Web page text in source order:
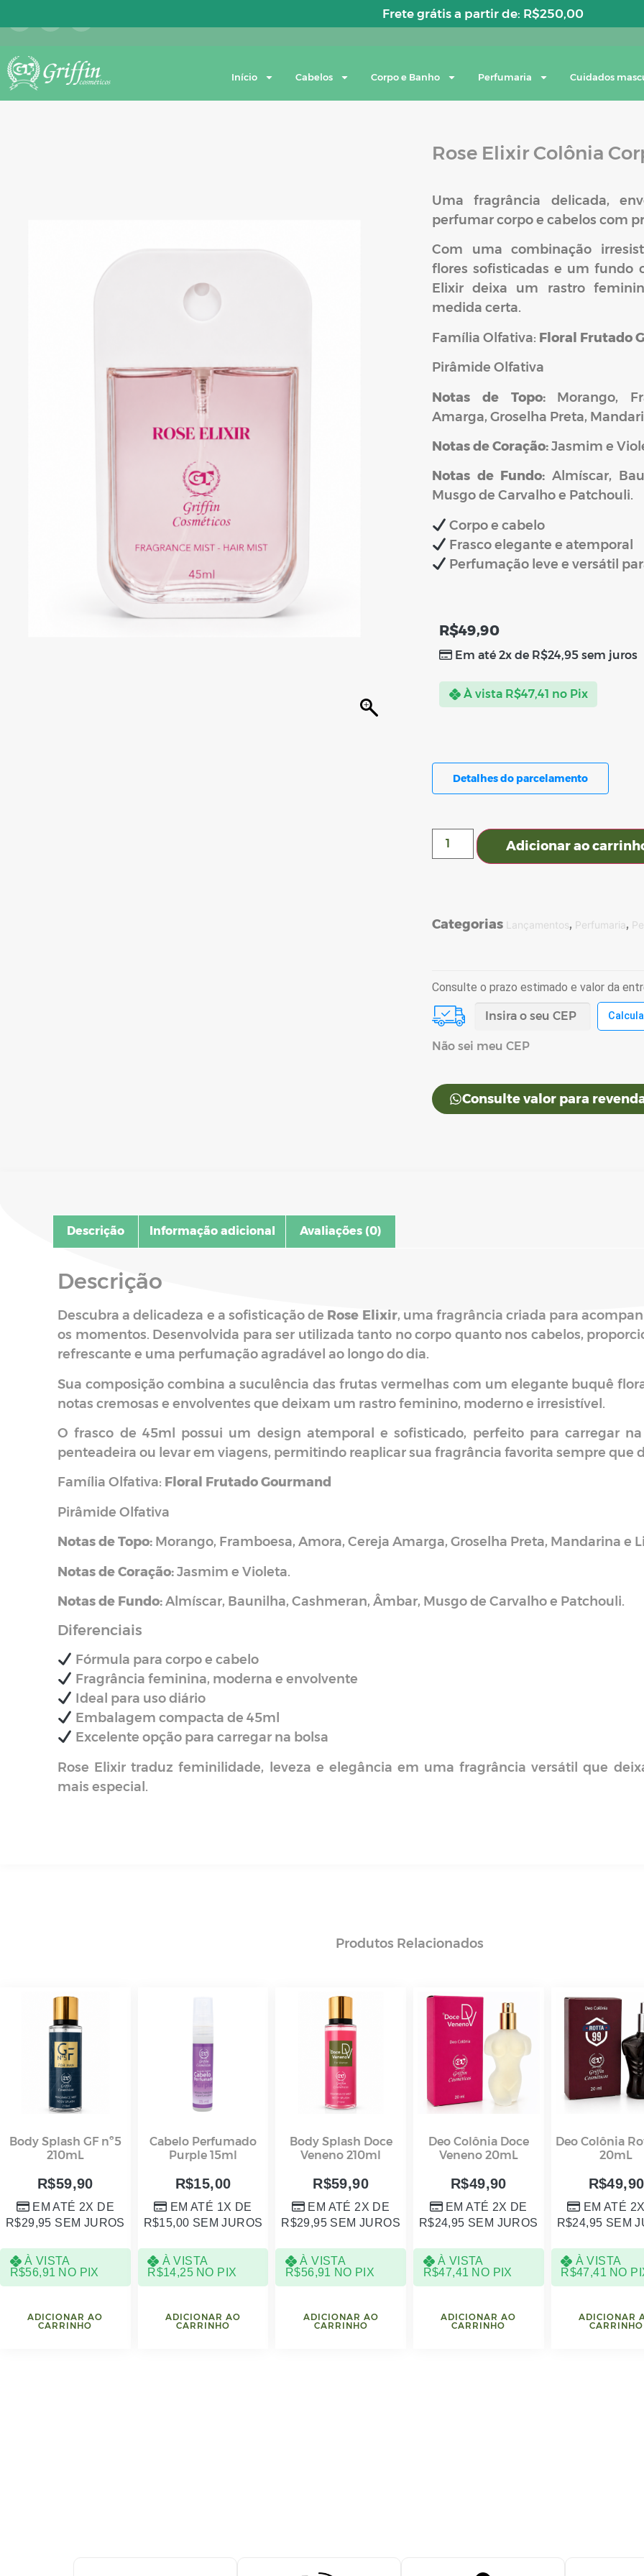
Início Cabelos Corpo e Banho Perfumaria Cuidados
Rose Elixir Colônia
Uma fragrância delicada,
perfumar corpo e cabelos com
Com uma combinação
flores sofisticadas e um fundo
Elixir deixa um rastro
medida certa.
Família Olfativa: Floral Frutado
Pirâmide Olfativa
Notas de Topo: Morango,
Amarga, Groselha Preta,
Notas de Coração:Jasmim e
Notas de Fundo: Almíscar,
Musgo de Carvalho e Patchouli.
Corpo e cabelo
Frasco elegante e atemporal
Perfumação leve e versátil
R$49,90
Em até 2x de R$24,95sem juros
À vista R$47,41 no Pix
Detalhes do parcelamento
Adicionar ao
Categorias Lançamentos, Perfumaria,
Consulte o prazo estimado e valor da
Não sei meu CEP
Consulte valor para
Descrição Informação adicional Avaliações (0)
Descrição
Descubra a delicadeza e a sofisticação de Rose Elixir, uma fragrância criada para
os momentos. Desenvolvida para ser utilizada tanto no corpo quanto nos cabelos,
refrescante e uma perfumação agradável ao longo do dia.
Sua composição combina a suculência das frutas vermelhas com um elegante buquê
notas cremosas e envolventes que deixam um rastro feminino, moderno e irresistível.
O frasco de 45ml possui um design atemporal e sofisticado, perfeito para carregar
penteadeira ou levar em viagens, permitindo reaplicar sua fragrância favorita sempre que
Família Olfativa: Floral Frutado Gourmand
Pirâmide Olfativa
Notas de Topo: Morango, Framboesa, Amora, Cereja Amarga, Groselha Preta, Mandarina e
Notas de Coração:Jasmim e Violeta.
Notas de Fundo:Almíscar, Baunilha, Cashmeran, Âmbar, Musgo de Carvalho e Patchouli.
Diferenciais
Fórmula para corpo e cabelo
Fragrância feminina, moderna e envolvente
Ideal para uso diário
Embalagem compacta de 45ml
Excelente opção para carregar na bolsa
Rose Elixir traduz feminilidade, leveza e elegância em uma fragrância versátil que
mais especial.
Produtos Relacionados
Body Splash GF nº5
210mL
R$59,90
EM ATÉ 2X DE
R$29,95 SEM JUROS
À VISTA
R$56,91 NO PIX
ADICIONAR AO
CARRINHO
Cabelo Perfumado
Purple 15ml
R$15,00
EM ATÉ 1X DE
R$15,00 SEM JUROS
À VISTA
R$14,25 NO PIX
ADICIONAR AO
CARRINHO
Body Splash Doce
Veneno 210ml
R$59,90
EM ATÉ 2X DE
R$29,95 SEM JUROS
À VISTA
R$56,91 NO PIX
ADICIONAR AO
CARRINHO
Deo Colônia Doce
Veneno 20mL
R$49,90
EM ATÉ 2X DE
R$24,95 SEM JUROS
À VISTA
R$47,41 NO PIX
ADICIONAR AO
CARRINHO
Deo Colônia
20mL
R$49,90
EM ATÉ
R$24,95 SEM
À VISTA
R$47,41 NO
ADICIONAR
CARRINHO
Frete grátis a partir de: R$250,00